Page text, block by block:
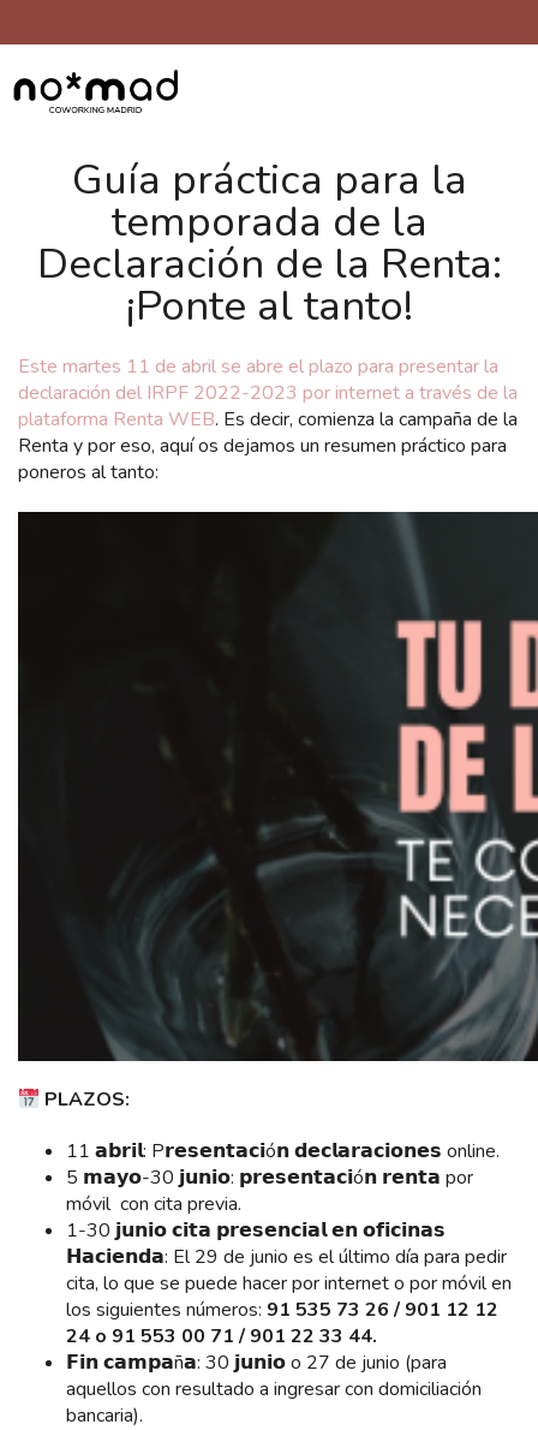
Guía práctica para la
temporada de la
Declaración de la Renta:
¡Ponte al tanto!
Este martes 11 de abril se abre el plazo para presentar la
declaración del IRPF 2022-2023 por internet a través de la
plataforma Renta WEB. Es decir, comienza la campaña de la
Renta y por eso, aquí os dejamos un resumen práctico para
poneros al tanto:
PLAZOS:
11 𝗮𝗯𝗿𝗶𝗹: P𝗿𝗲𝘀𝗲𝗻𝘁𝗮𝗰𝗶ó𝗻 𝗱𝗲𝗰𝗹𝗮𝗿𝗮𝗰𝗶𝗼𝗻𝗲𝘀 online.
5 𝗺𝗮𝘆𝗼-30 𝗷𝘂𝗻𝗶𝗼: 𝗽𝗿𝗲𝘀𝗲𝗻𝘁𝗮𝗰𝗶ó𝗻 𝗿𝗲𝗻𝘁𝗮 por
móvil con cita previa.
1-30 𝗷𝘂𝗻𝗶𝗼 𝗰𝗶𝘁𝗮 𝗽𝗿𝗲𝘀𝗲𝗻𝗰𝗶𝗮𝗹 𝗲𝗻 𝗼𝗳𝗶𝗰𝗶𝗻𝗮𝘀
𝗛𝗮𝗰𝗶𝗲𝗻𝗱𝗮: El 29 de junio es el último día para pedir
cita, lo que se puede hacer por internet o por móvil en
los siguientes números: 91 535 73 26 / 901 12 12
24 o 91 553 00 71 / 901 22 33 44.
𝗙𝗶𝗻 𝗰𝗮𝗺𝗽𝗮ñ𝗮: 30 𝗷𝘂𝗻𝗶𝗼 o 27 de junio (para
aquellos con resultado a ingresar con domiciliación
bancaria).